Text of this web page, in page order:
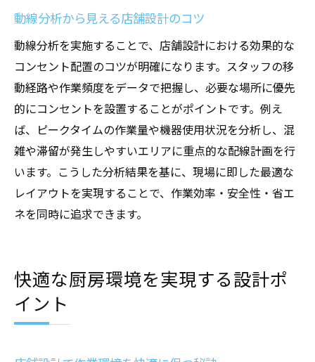
動線分析から見える店舗設計のコツ
動線分析を実施することで、店舗設計における効果的な
コンセント配置のコツが明確になります。スタッフの移
動経路や作業頻度をデータで把握し、必要な場所に優先
的にコンセントを設置することがポイントです。例え
ば、ピークタイムの作業量や機器使用状況を分析し、混
雑や滞留が発生しやすいエリアに重点的な配線計画を行
います。こうした分析結果を基に、現場に即した最適な
レイアウトを実現することで、作業効率・安全性・省エ
ネを同時に追求できます。
快適な厨房環境を実現する設計ポ
イント